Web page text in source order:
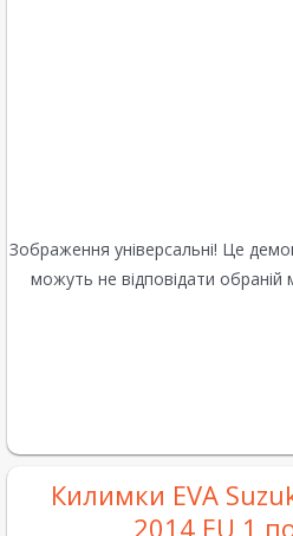
Зображення універсальні! Це
можуть не відповідати обраній
Килимки EVA
2014 EU 1